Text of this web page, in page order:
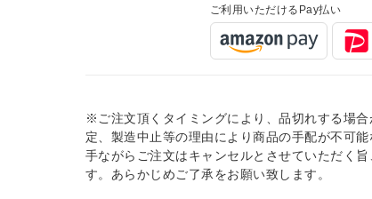
ご利用いただけるPay払い
※ご注文頂くタイミングにより、品切れする場
定、製造中止等の理由により商品の手配が不可
手ながらご注文はキャンセルとさせていただく
す。あらかじめご了承をお願い致します。